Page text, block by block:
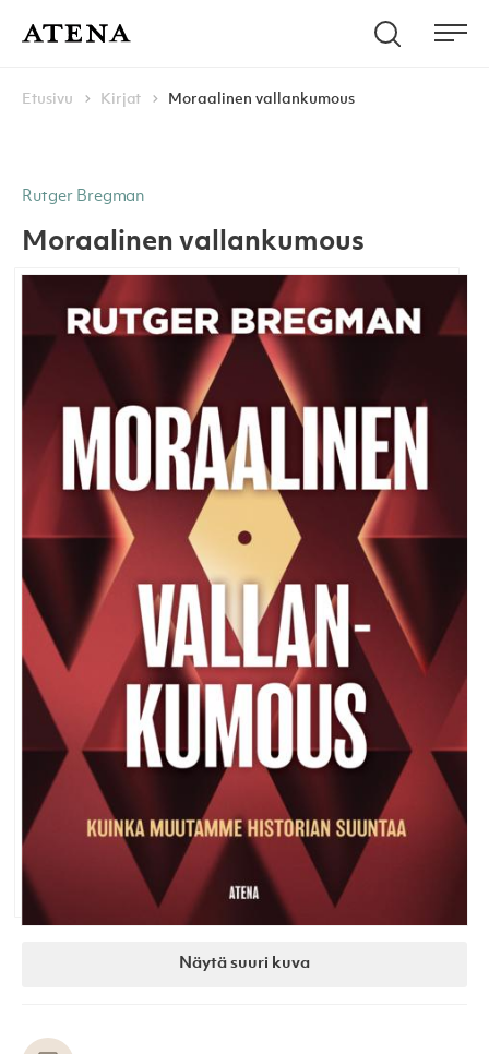
Atena Kustannus Hae
Navigoi
Etusivu
Kirjat Moraalinen vallankumous
Rutger Bregman
Moraalinen vallankumous
Näytä suuri kuva